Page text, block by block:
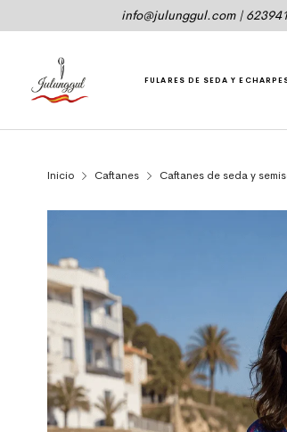
info@julunggul.com|
FULARES DE SEDA Y
Inicio Caftanes Caftanes de seda y